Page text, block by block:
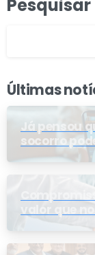
Pesquisar
Últimas
Já pensou
socorro
valor que